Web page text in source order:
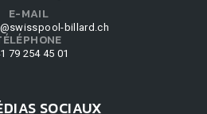
E-MAIL
billard.ch
79 254 45 01
SOCIAUX